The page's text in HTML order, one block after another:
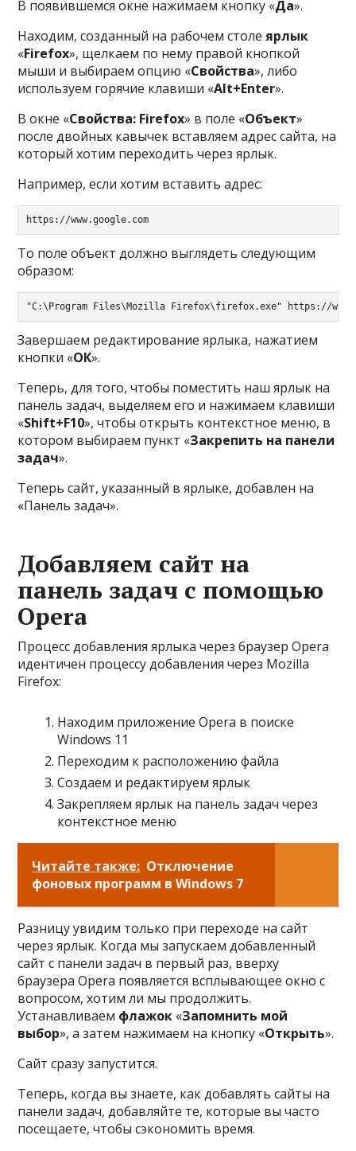
В появившемся окне нажимаем кнопку «Да».
Находим, созданный на рабочем столеярлык
«Firefox», щелкаем по нему правой кнопкой
мыши и выбираем опцию «Свойства», либо
используем горячие клавиши «Alt+Enter».
В окне «Свойства: Firefox» в поле «Объект»
после двойных кавычек вставляем адрес сайта, на
который хотим переходить через ярлык.
Например, если хотим вставить адрес:
https://www.google.com
То поле объект должно выглядеть следующим
образом:
"C:\Program Files\Mozilla Firefox\firefox.exe" https://
Завершаем редактирование ярлыка, нажатием
кнопки «ОК».
Теперь, для того, чтобы поместить наш ярлык на
панель задач, выделяем его и нажимаем клавиши
«Shift+F10», чтобы открыть контекстное меню, в
котором выбираем пункт «Закрепить на панели
задач».
Теперь сайт, указанный в ярлыке, добавлен на
«Панель задач».
Добавляем сайт на
панель задач с помощью
Opera
Процесс добавления ярлыка через браузер Opera
идентичен процессу добавления через Mozilla
Firefox:
Находим приложение Opera в поиске
Windows 11
Переходим к расположению файла
Создаем и редактируем ярлык
Закрепляем ярлык на панель задач через
контекстное меню
Читайте также: Отключение
фоновых программ в Windows 7
Разницу увидим только при переходе на сайт
через ярлык. Когда мы запускаем добавленный
сайт с панели задач в первый раз, вверху
браузера Opera появляется всплывающее окно с
вопросом, хотим ли мы продолжить.
Устанавливаем флажок «Запомнить мой
выбор», а затем нажимаем на кнопку «Открыть».
Сайт сразу запустится.
Теперь, когда вы знаете, как добавлять сайты на
панели задач, добавляйте те, которые вы часто
посещаете, чтобы сэкономить время.